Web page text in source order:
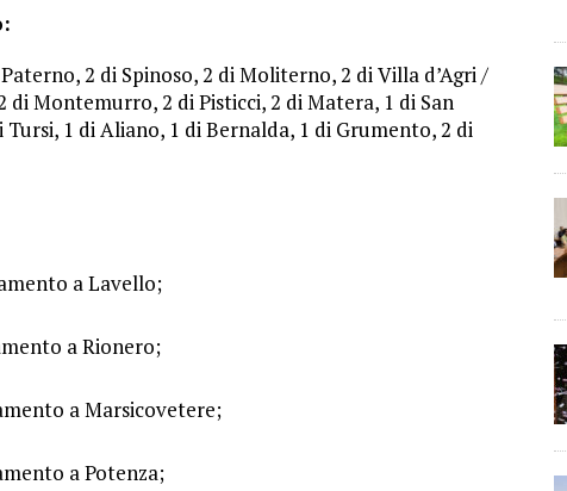
2 di Spinoso, 2 di Moliterno, 2 di Villa d’Agri /
Montemurro, 2 di Pisticci, 2 di Matera, 1 di San
1 di Aliano, 1 di Bernalda, 1 di Grumento, 2 di
a Lavello;
a Rionero;
a Marsicovetere;
a Potenza;